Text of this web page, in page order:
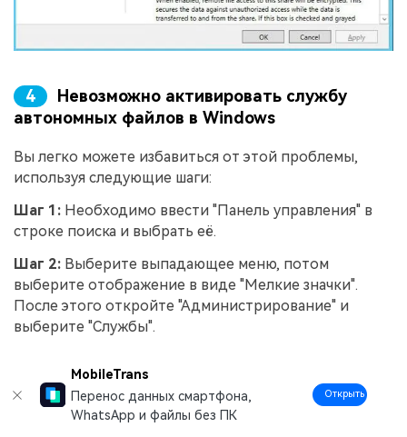
4
Невозможно активировать службу
автономных файлов в Windows
Вы легко можете избавиться от этой проблемы,
используя следующие шаги:
Шаг 1: Необходимо ввести "Панель управления" в
строке поиска и выбрать её.
Шаг 2: Выберите выпадающее меню, потом
выберите отображение в виде "Мелкие значки".
После этого откройте "Администрирование" и
выберите "Службы".
файлов" и запустите её, нажав правой кнопкой
мыши.
MobileTrans
Перенос данных смартфона,
WhatsApp и файлы без ПК
Открыть